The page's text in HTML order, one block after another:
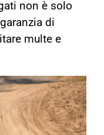
non è solo
di
multe e